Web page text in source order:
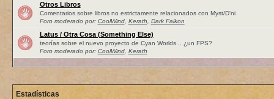
Otros Libros
Comentarios sobre libros no estrictamente relacionados con Myst/D'ni
Foro moderado por: CoolWind, Kerath Dark Falkon
Latus / Otra Cosa (Something Else)
teorías sobre el nuevo proyecto de Cyan Worlds... ¿un FPS?
Foro moderado por: CoolWind, Kerath
Estadísticas